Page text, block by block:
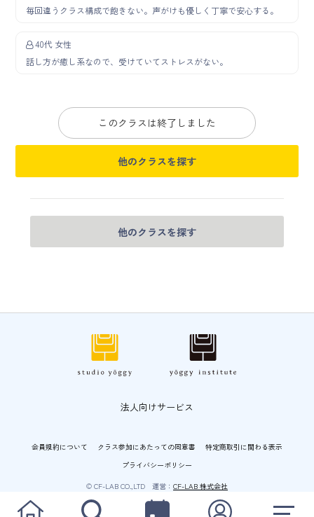
毎回違うクラス構成で飽きない。声がけも優しく丁寧で安心する。
40代 女性
話し方が癒し系なので、受けていてストレスがない。
このクラスは終了しました
他のクラスを探す
他のクラスを探す
法人向けサービス
会員規約について クラス参加にあたっての同意書
特定商取引に関わる表示
プライバシーポリシー
© CF-LAB CO.,LTD 運営： CF-LAB 株式会社